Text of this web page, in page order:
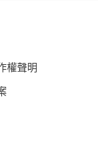
權聲明